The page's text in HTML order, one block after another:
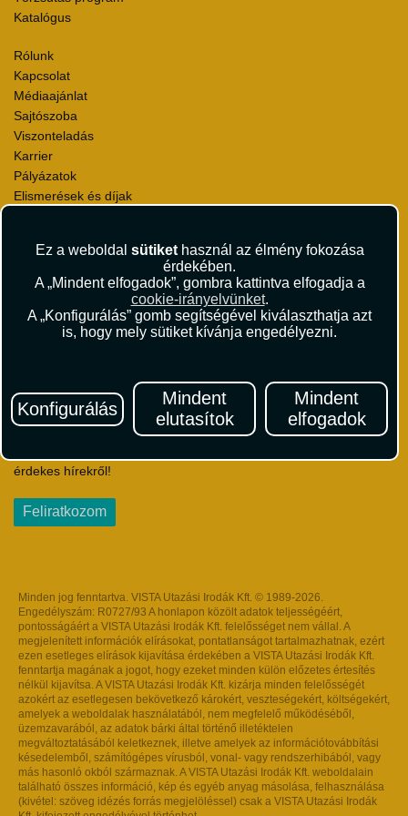
Ez a weboldal sütikethasznál az élmény fokozása
érdekében.
A „Mindent elfogadok”, gombra kattintva elfogadja a
cookie-irányelvünket.
A „Konfigurálás” gomb segítségével kiválaszthatja azt
is, hogy mely sütiket kívánja engedélyezni.
Konfigurálás
Mindent
elutasítok
Mindent
elfogadok
Katalógus
Rólunk
Kapcsolat
Médiaajánlat
Sajtószoba
Viszonteladás
Karrier
Pályázatok
Elismerések és díjak
Utazási Csomag Szerződési Feltételek
Útlemondás-biztosítás Szerződési Feltételek
Utasbiztosítás Szerződési Feltételek
Repülőjegy Szerződési Feltételek
Adatvédelem
Hírlevél
Iratkozzon fel Magyarország egyik legszínesebb utazási
érdekes hírekről!
Feliratkozom
Minden jog fenntartva. VISTA Utazási Irodák Kft. © 1989-2026.
Engedélyszám: R0727/93 A honlapon közölt adatok teljességéért,
pontosságáért a VISTA Utazási Irodák Kft. felelősséget nem vállal. A
megjelenített információk elírásokat, pontatlanságot tartalmazhatnak, ezért
ezen esetleges elírások kijavítása érdekében a VISTA Utazási Irodák Kft.
fenntartja magának a jogot, hogy ezeket minden külön előzetes értesítés
nélkül kijavítsa. A VISTA Utazási Irodák Kft. kizárja minden felelősségét
azokért az esetlegesen bekövetkező károkért, veszteségekért, költségekért,
amelyek a weboldalak használatából, nem megfelelő működéséből,
üzemzavarából, az adatok bárki által történő illetéktelen
megváltoztatásából keletkeznek, illetve amelyek az információtovábbítási
késedelemből, számítógépes vírusból, vonal- vagy rendszerhibából, vagy
más hasonló okból származnak. A VISTA Utazási Irodák Kft. weboldalain
található összes információ, kép és egyéb anyag másolása, felhasználása
(kivétel: szöveg idézés forrás megjelöléssel) csak a VISTA Utazási Irodák